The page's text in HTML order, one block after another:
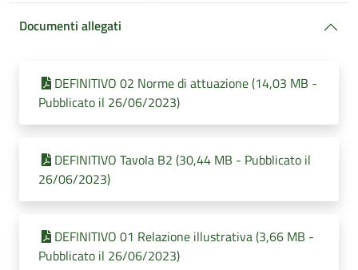
Documenti allegati
DEFINITIVO 02 Norme di attuazione (14,03 MB -
Pubblicato il 26/06/2023)
DEFINITIVO Tavola B2 (30,44 MB - Pubblicato il
26/06/2023)
DEFINITIVO 01 Relazione illustrativa (3,66 MB -
Pubblicato il 26/06/2023)